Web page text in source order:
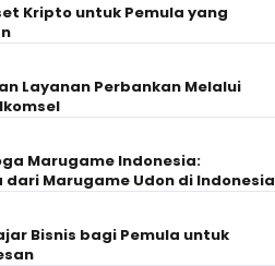
Kripto untuk Pemula yang
Layanan Perbankan Melalui
Marugame Indonesia:
dari Marugame Udon di Indonesia
Bisnis bagi Pemula untuk